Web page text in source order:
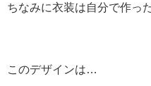
ちなみに衣装は自分で作っ
このデザインは…